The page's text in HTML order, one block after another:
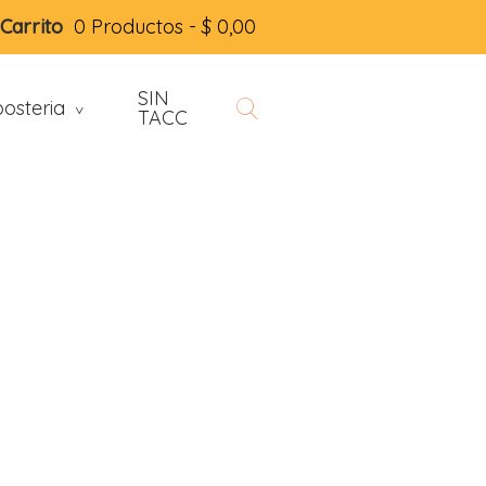
Carrito 0 Productos -$ 0,00
> SIN
TACC